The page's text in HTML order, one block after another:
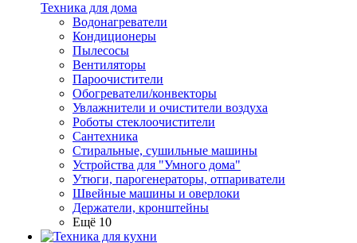
Техника для дома
Водонагреватели
Кондиционеры
Пылесосы
Вентиляторы
Пароочистители
Обогреватели/конвекторы
Увлажнители и очистители воздуха
Роботы стеклоочистители
Сантехника
Стиральные, сушильные машины
Устройства для "Умного дома"
Утюги, парогенераторы, отпариватели
Швейные машины и оверлоки
Держатели, кронштейны
Ещё 10